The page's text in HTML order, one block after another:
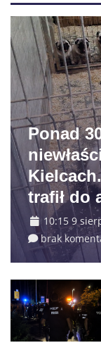
Ponad
trafił do
10:15 9
brak